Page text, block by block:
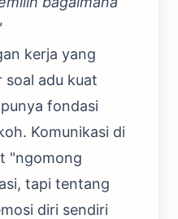
kerja yang
soal adu kuat
fondasi
Komunikasi di
"ngomong
tapi tentang
diri sendiri